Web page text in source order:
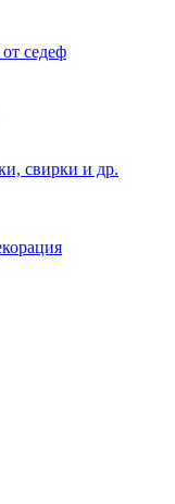
седеф
свирки и др.